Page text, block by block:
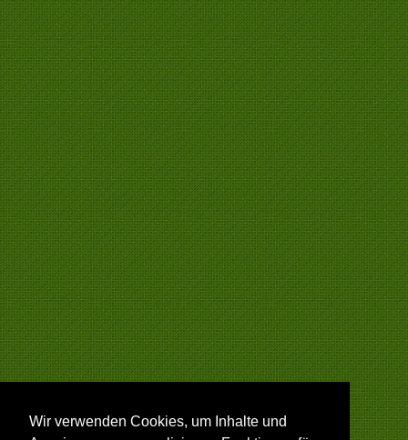
Wir verwenden Cookies, um Inhalte und